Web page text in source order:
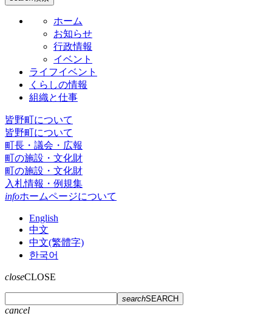
ホーム
お知らせ
行政情報
イベント
ライフイベント
くらしの情報
組織と仕事
皆野町について
皆野町について
町長・議会・広報
町の施設・文化財
町の施設・文化財
入札情報・例規集
infoホームページについて
English
中文
中文(繁體字)
한국어
closeCLOSE
searchSEARCH
cancel